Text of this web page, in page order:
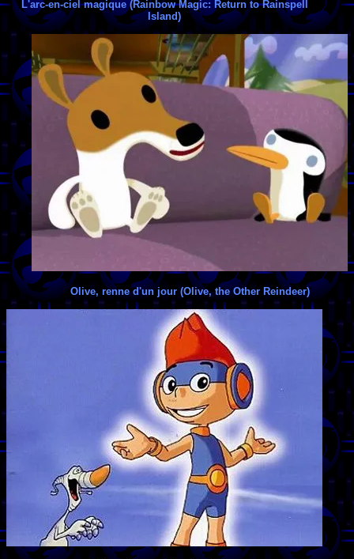
L'arc-en-ciel magique (Rainbow Magic: Return to Rainspell
Island)
Olive, renne d'un jour (Olive, the Other Reindeer)